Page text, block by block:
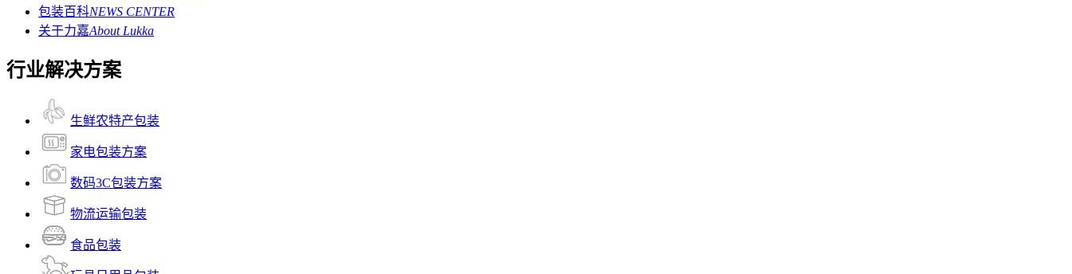
包装百科NEWS CENTER
关于力嘉About Lukka
行业解决方案
生鲜农特产包装
家电包装方案
数码3C包装方案
物流运输包装
食品包装